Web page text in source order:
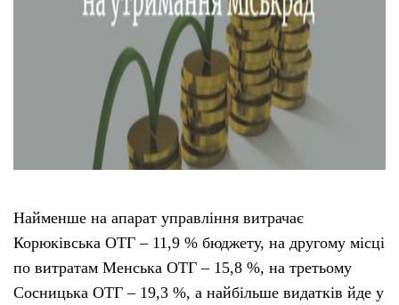
Найменше на апарат управління витрачає
Корюківська ОТГ – 11,9 % бюджету, на другому місці
по витратам Менська ОТГ – 15,8 %, на третьому
Сосницька ОТГ – 19,3 %, а найбільше видатків йде у